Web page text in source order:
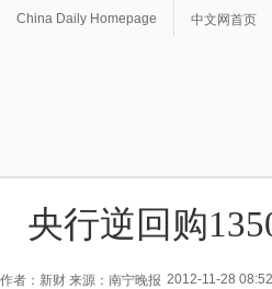
China Daily Homepage 中文网首页
央行逆回购
作者：新财 来源：南宁晚报 2012-11-28